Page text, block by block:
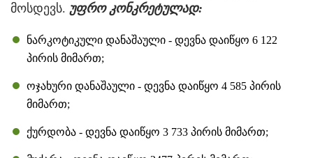
მოსდევს. უფრო კონკრეტულად:
ნარკოტიკული დანაშაული - დევნა დაიწყო 6 122
პირის მიმართ;
ოჯახური დანაშაული - დევნა დაიწყო 4 585 პირის
მიმართ;
ქურდობა - დევნა დაიწყო 3 733 პირის მიმართ;